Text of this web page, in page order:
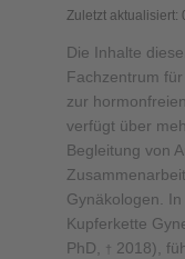
Zuletzt aktualisiert:
Die Inhalte
Fachzentrum
zur
verfügt über
Begleitung von
Gynäkologen.
Kupferkette
PhD,
† 2018),